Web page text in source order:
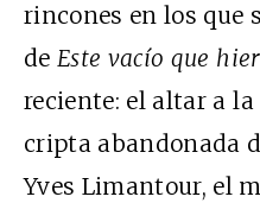
rincones en los que
deEste vacío que
reciente: el altar a
cripta abandonada
Yves Limantour, el